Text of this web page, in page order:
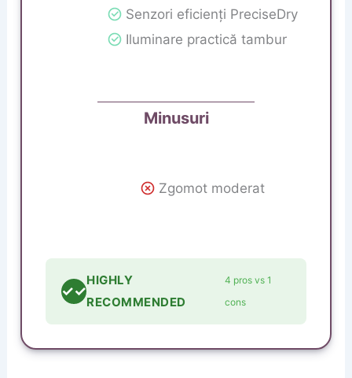
Senzori eficienți PreciseDry
Iluminare practică tambur
Minusuri
Zgomot moderat
✓✓
HIGHLY
RECOMMENDED
4 pros vs 1
cons